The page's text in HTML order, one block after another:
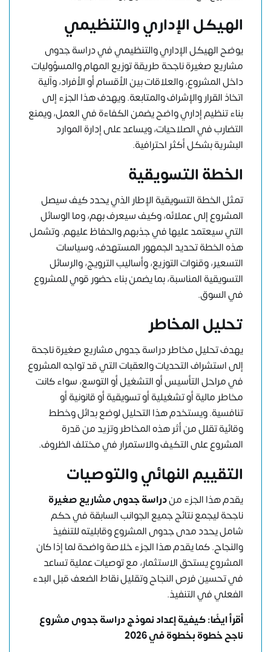
الهيكل الإداري والتنظيمي
يوضح الهيكل الإداري والتنظيمي في دراسة جدوى
مشاريع صغيرة ناجحة طريقة توزيع المهام والمسؤوليات
داخل المشروع، والعلاقات بين الأقسام أو الأفراد، وآلية
اتخاذ القرار والإشراف والمتابعة. ويهدف هذا الجزء إلى
بناء تنظيم إداري واضح يضمن الكفاءة في العمل، ويمنع
التضارب في الصلاحيات، ويساعد على إدارة الموارد
البشرية بشكل أكثر احترافية.
الخطة التسويقية
تمثل الخطة التسويقية الإطار الذي يحدد كيف سيصل
المشروع إلى عملائه، وكيف سيعرف بهم، وما الوسائل
التي سيعتمد عليها في جذبهم والحفاظ عليهم. وتشمل
هذه الخطة تحديد الجمهور المستهدف، وسياسات
التسعير، وقنوات التوزيع، وأساليب الترويج، والرسائل
التسويقية المناسبة، بما يضمن بناء حضور قوي للمشروع
في السوق.
تحليل المخاطر
يهدف تحليل مخاطر دراسة جدوى مشاريع صغيرة ناجحة
إلى استشراف التحديات والعقبات التي قد تواجه المشروع
في مراحل التأسيس أو التشغيل أو التوسع، سواء كانت
مخاطر مالية أو تشغيلية أو تسويقية أو قانونية أو
تنافسية. ويستخدم هذا التحليل لوضع بدائل وخطط
وقائية تقلل من أثر هذه المخاطر وتزيد من قدرة
المشروع على التكيف والاستمرار في مختلف الظروف.
التقييم النهائي والتوصيات
يقدم هذا الجزء مندراسة جدوى مشاريع صغيرة
ناجحة ليجمع نتائج جميع الجوانب السابقة في حكم
شامل يحدد مدى جدوى المشروع وقابليته للتنفيذ
والنجاح. كما يقدم هذا الجزء خلاصة واضحة لما إذا كان
المشروع يستحق الاستثمار، مع توصيات عملية تساعد
في تحسين فرص النجاح وتقليل نقاط الضعف قبل البدء
الفعلي في التنفيذ.
أقرأ ايضًا:كيفية إعداد نموذج دراسة جدوى مشروع
ناجح خطوة بخطوة في 2026